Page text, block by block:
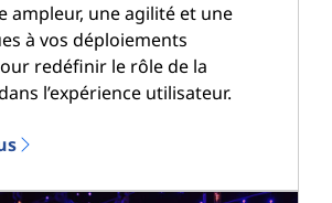
ampleur, une agilité et une
à vos déploiements
redéfinir le rôle de la
l’expérience utilisateur.